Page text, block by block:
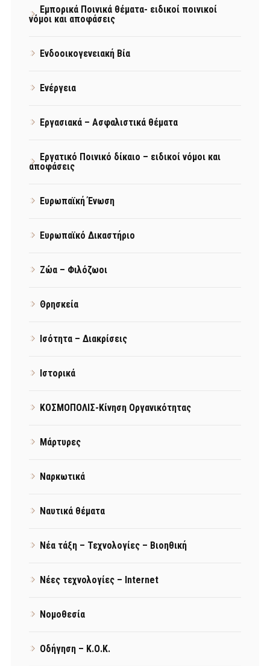
Εμπορικά Ποινικά θέματα- ειδικοί ποινικοί
νόμοι και αποφάσεις
Ενδοοικογενειακή Βία
Ενέργεια
Εργασιακά – Ασφαλιστικά θέματα
Εργατικό Ποινικό δίκαιο – ειδικοί νόμοι και
αποφάσεις
Ευρωπαϊκή Ένωση
Ευρωπαϊκό Δικαστήριο
Ζώα – Φιλόζωοι
Θρησκεία
Ισότητα – Διακρίσεις
Ιστορικά
ΚΟΣΜΟΠΟΛΙΣ-Κίνηση Οργανικότητας
Μάρτυρες
Ναρκωτικά
Ναυτικά θέματα
Νέα τάξη – Τεχνολογίες – Βιοηθική
Νέες τεχνολογίες – Internet
Νομοθεσία
Οδήγηση – Κ.Ο.Κ.